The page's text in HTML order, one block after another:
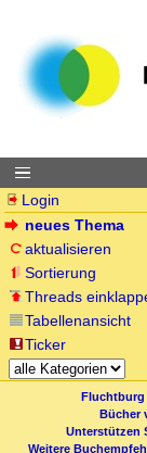
Login
neues Thema
aktualisieren
Sortierung
Threads
Tabellenansicht
Ticker
Fluchtburg
Bücher
Unterstützen
Weitere